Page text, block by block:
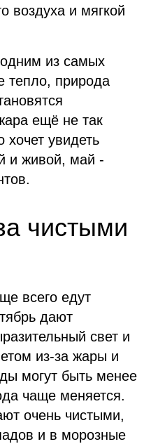
воздуха и мягкой
из самых
тепло, природа
ещё не так
увидеть
и живой, май -
чистыми
всего едут
дают
свет и
из-за жары и
могут быть менее
чаще меняется.
очень чистыми,
и в морозные